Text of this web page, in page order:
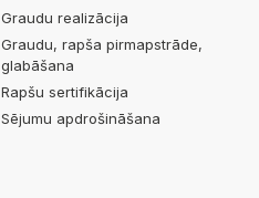
Graudu realizācija
Graudu, rapša pirmapstrāde,
glabāšana
Rapšu sertifikācija
Sējumu apdrošināšana